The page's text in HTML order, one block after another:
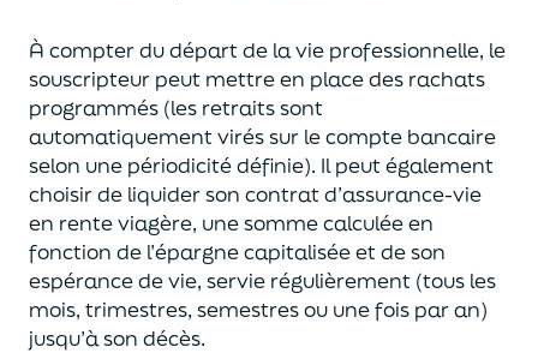
À compter du départ de la vie professionnelle, le
souscripteur peut mettre en place des rachats
programmés (les retraits sont
automatiquement virés sur le compte bancaire
selon une périodicité définie). Il peut également
choisirde liquider son contrat d’assurance-vie
en rente viagère, une somme calculée en
fonction de l’épargne capitalisée et deson
espérance de vie, servie régulièrement (tous les
mois, trimestres, semestres ou une fois par an)
jusqu’à son décès.